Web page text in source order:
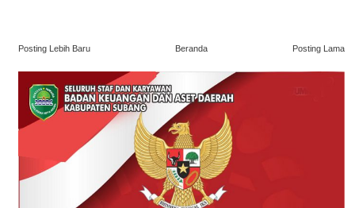
Posting Lebih Baru Posting Lama
Beranda